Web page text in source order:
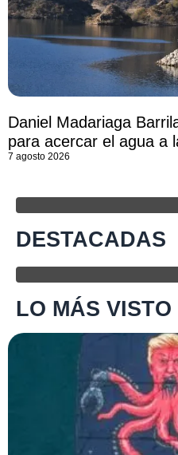
Daniel Madariaga
para acercar el agua a
7 agosto 2026
DESTACADAS
LO MÁS VISTO